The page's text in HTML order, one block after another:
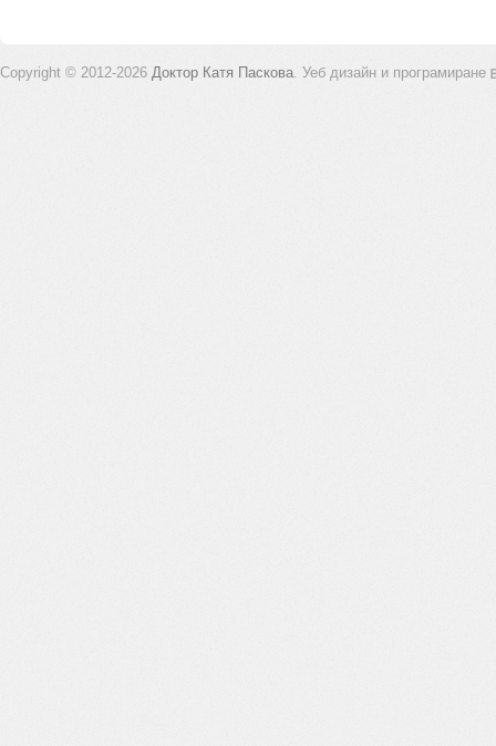
Copyright © 2012-2026 Доктор Катя Паскова Уеб дизайн и програмиране